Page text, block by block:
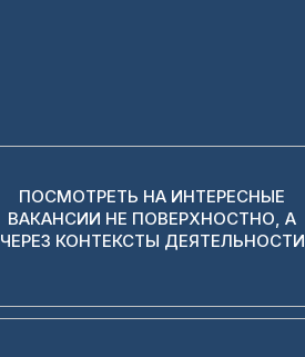
ПОСМОТРЕТЬ НА ИНТЕРЕСНЫЕ
ВАКАНСИИ НЕ ПОВЕРХНОСТНО, А
ЧЕРЕЗ КОНТЕКСТЫ ДЕЯТЕЛЬНОСТИ